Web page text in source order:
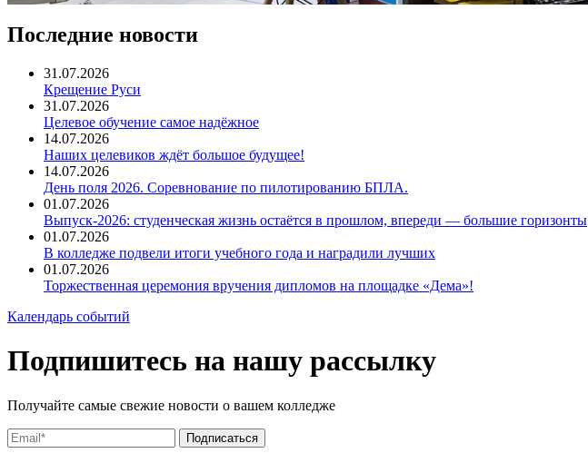
Последние новости
31.07.2026
Крещение Руси
31.07.2026
Целевое обучение самое надёжное
14.07.2026
Наших целевиков ждёт большое будущее!
14.07.2026
День поля 2026. Соревнование по пилотированию БПЛА.
01.07.2026
Выпуск-2026: студенческая жизнь остаётся в прошлом, впереди — большие горизонты
01.07.2026
В колледже подвели итоги учебного года и наградили лучших
01.07.2026
Торжественная церемония вручения дипломов на площадке «Дема»!
Календарь событий
Подпишитесь на нашу рассылку
Получайте самые свежие новости о вашем колледже